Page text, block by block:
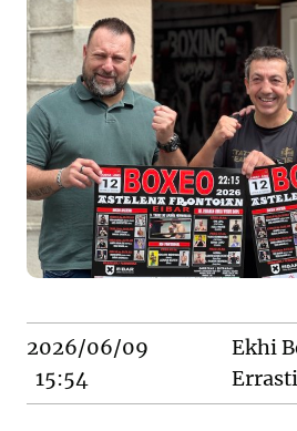
2026/06/09
15:54
Ekhi
Errasti